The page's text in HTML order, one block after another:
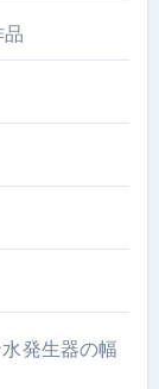
発生器の幅